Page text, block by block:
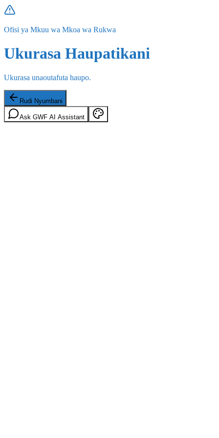
Ofisi ya Mkuu wa Mkoa wa Rukwa
Ukurasa Haupatikani
Ukurasa unaoutafuta haupo.
Rudi Nyumbani
Ask GWF AI Assistant